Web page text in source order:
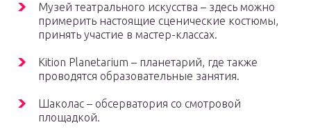
Музей театрального искусства – здесь можно
примерить настоящие сценические костюмы,
принять участие в мастер-классах.
Kition Planetarium – планетарий, где также
проводятся образовательные занятия.
Шаколас – обсерватория со смотровой
площадкой.